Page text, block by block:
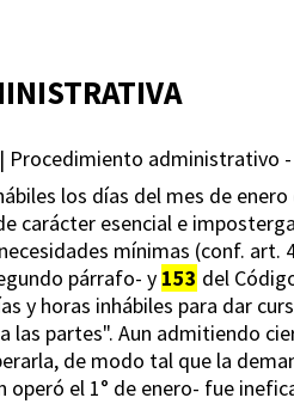
Procedimiento administrativo
los días del mes de
carácter esencial e
mínimas (conf.
párrafo- y 153 del
y horas inhábiles para dar
las partes". Aun admitiendo
de modo tal que la
operó el 1° de enero- fue